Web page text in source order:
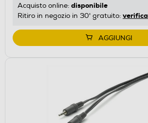
Acquisto online: disponibile
Ritiro in negozio in 30' gratuito: verifica
AGGIUNGI